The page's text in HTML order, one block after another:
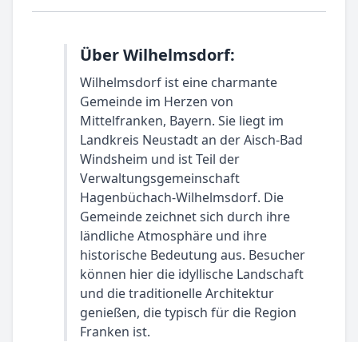
Über Wilhelmsdorf:
Wilhelmsdorf ist eine charmante
Gemeinde im Herzen von
Mittelfranken, Bayern. Sie liegt im
Landkreis Neustadt an der Aisch-Bad
Windsheim und ist Teil der
Verwaltungsgemeinschaft
Hagenbüchach-Wilhelmsdorf. Die
Gemeinde zeichnet sich durch ihre
ländliche Atmosphäre und ihre
historische Bedeutung aus. Besucher
können hier die idyllische Landschaft
und die traditionelle Architektur
genießen, die typisch für die Region
Franken ist.